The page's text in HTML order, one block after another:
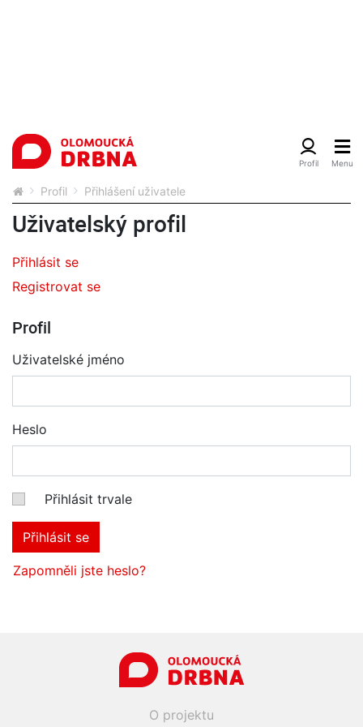
Profil Přihlášení uživatele
Uživatelský profil
Přihlásit se
Registrovat se
Profil
Uživatelské jméno
Heslo
Přihlásit trvale
Přihlásit se
Zapomněli jste heslo?
O projektu